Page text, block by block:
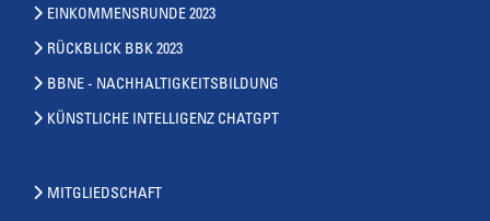
EINKOMMENSRUNDE 2023
RÜCKBLICK BBK 2023
BBNE - NACHHALTIGKEITSBILDUNG
KÜNSTLICHE INTELLIGENZ CHATGPT
MITGLIEDSCHAFT